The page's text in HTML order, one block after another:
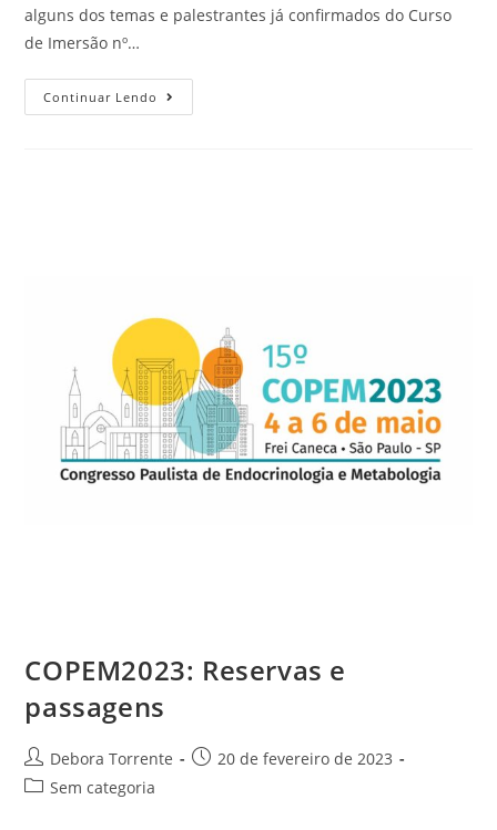
alguns dos temas e palestrantes já confirmados do Curso
de Imersão nº…
Continuar Lendo
COPEM2023: Reservas e
passagens
Debora Torrente
20 de fevereiro de 2023
Sem categoria